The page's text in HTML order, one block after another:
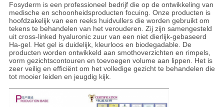
Fosyderm is een professioneel bedrijf die op de ontwikkeling van
medische en schoonheidsproducten focuing. Onze producten is
hoofdzakelijk van een reeks huidvullers die worden gebruikt om
tekens te behandelen van het verouderen. Zij zijn samengesteld
uit cross-linked hyaluronic zuur van een niet dierlijk-gebaseerd
Ha-gel. Het gel is duidelijk, kleurloos en biodegadable. De
producten worden ontwikkeld aan smothoverzichten en rimpels,
vorm gezichtscontouren en toevoegen volume aan lippen. Het is
zeer veilig en efficiënt om het volledige gezicht te behandelen die
tot mooier leiden en jeugdig kijk.